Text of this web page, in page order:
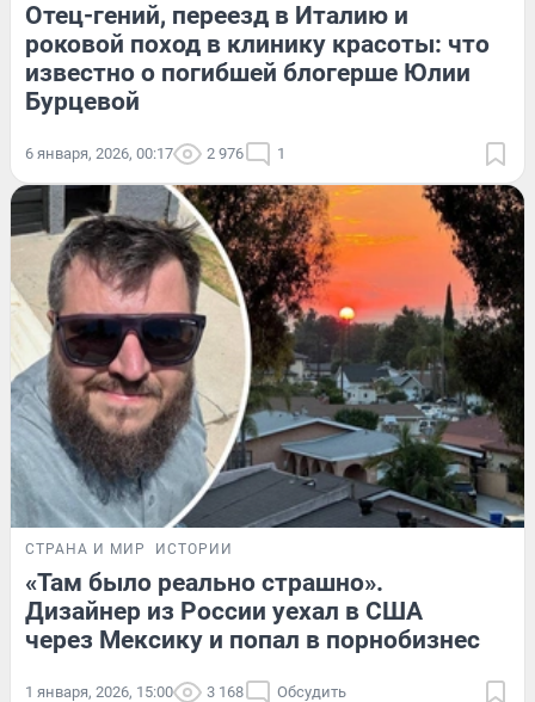
Отец-гений, переезд в Италию и
роковой поход в клинику красоты: что
известно о погибшей блогерше Юлии
Бурцевой
6 января, 2026, 00:17 2 976 1
СТРАНА И МИР ИСТОРИИ
«Там было реально страшно».
Дизайнер из России уехал в США
через Мексику и попал в порнобизнес
1 января, 2026, 15:00 3 168 Обсудить